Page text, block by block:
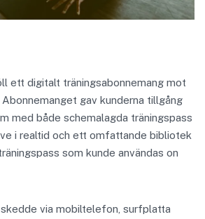
ett digitalt träningsabonnemang mot
gav kunderna tillgång
med både schemalagda träningspass
i realtid och ett omfattande bibliotek
som kunde användas on
via mobiltelefon, surfplatta